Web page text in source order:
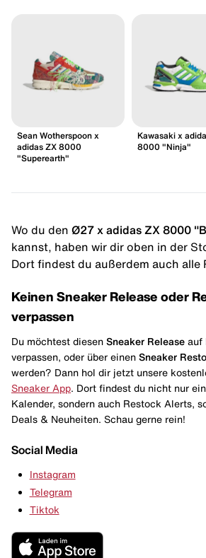
Sean Wotherspoon x
adidas ZX 8000
"Superearth"
Kawasaki x
8000 "Ninja"
Wo du den Ø27 x adidas ZX 8000
kannst, haben wir dir oben in der
Dort findest du außerdem auch alle
Keinen Sneaker Release oder
verpassen
Du möchtest diesen Sneaker Release auf
verpassen, oder über einen Sneaker
werden? Dann hol dir jetzt unsere
Sneaker App . Dort findest du nicht nur
Kalender, sondern auch Restock Alerts,
Deals & Neuheiten. Schau gerne rein!
Social Media
Instagram
Telegram
Tiktok